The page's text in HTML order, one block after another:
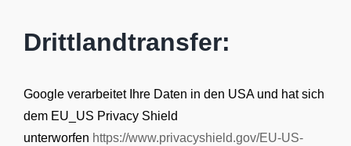
Drittlandtransfer:
Google verarbeitet Ihre Daten in den USA und hat sich
dem EU_US Privacy Shield
unterworfen https://www.privacyshield.gov/EU-US-